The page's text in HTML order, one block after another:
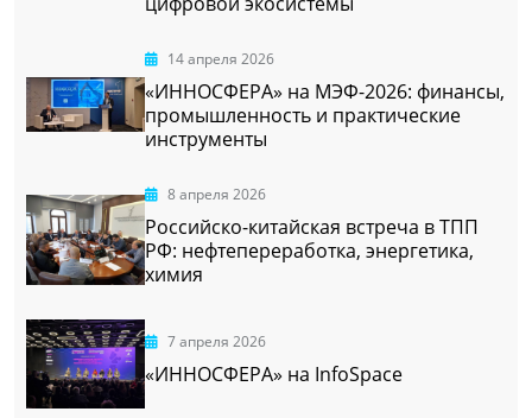
14 апреля 2026
«ИННОСФЕРА» на МЭФ-2026: финансы,
промышленность и практические
инструменты
8 апреля 2026
Российско-китайская встреча в ТПП
РФ: нефтепереработка, энергетика,
химия
7 апреля 2026
«ИННОСФЕРА» на InfoSpace